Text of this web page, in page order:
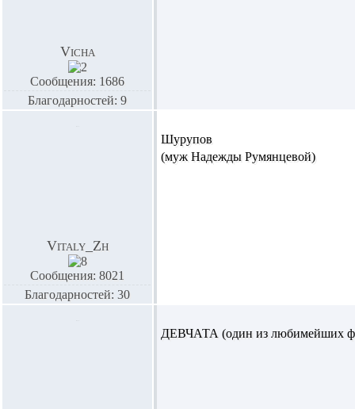
Vicha
Сообщения: 1686
Благодарностей: 9
Vitaly_Zh
Сообщения: 8021
Благодарностей: 30
Шурупов
(муж Надежды Румянцевой)
ДЕВЧАТА (один из любимейших